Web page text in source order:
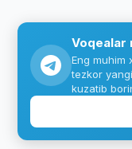
Voqealar
Eng muhim
tezkor
kuzatib